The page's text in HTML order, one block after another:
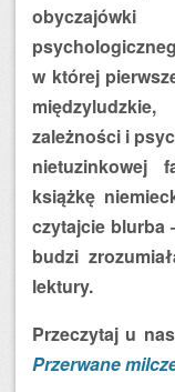
w której
zależności i
nietuzinkowej
książkę
czytajcie blurba
budzi
lektury.
Przeczytaj u
Przerwane